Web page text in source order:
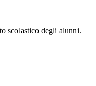
scolastico degli alunni.